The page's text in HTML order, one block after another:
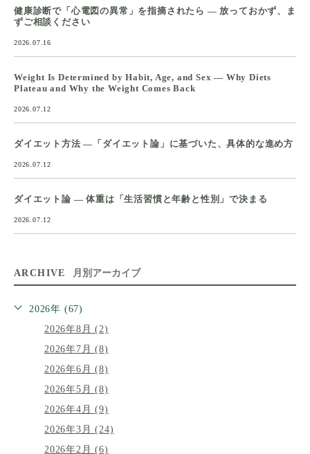
健康診断で「心電図の異常」を指摘されたら ― 放っておかず、ま
ずご相談ください
2026.07.16
Weight Is Determined by Habit, Age, and Sex — Why Diets
Plateau and Why the Weight Comes Back
2026.07.12
ダイエット方法 ―「ダイエット論」に基づいた、具体的な進め方
2026.07.12
ダイエット論 ― 体重は「生活習慣と年齢と性別」で決まる
2026.07.12
ARCHIVE 月別アーカイブ
2026年 (67)
2026年8月 (2)
2026年7月 (8)
2026年6月 (8)
2026年5月 (8)
2026年4月 (9)
2026年3月 (24)
2026年2月 (6)